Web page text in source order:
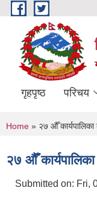
Skip to main content
गृहपृष्ठ परिचय
You are
Home » २७ औँ
२७ औँ
Submitted on: Fri,